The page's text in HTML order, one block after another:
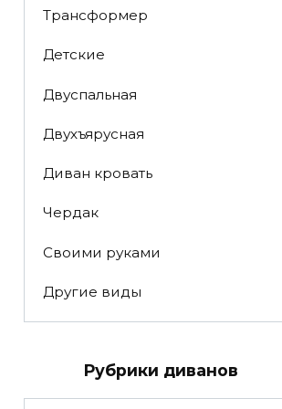
Трансформер
Детские
Двуспальная
Двухъярусная
Диван кровать
Чердак
Своими руками
Другие виды
Рубрики диванов